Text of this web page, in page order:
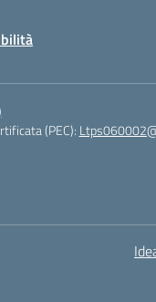
(PEC):